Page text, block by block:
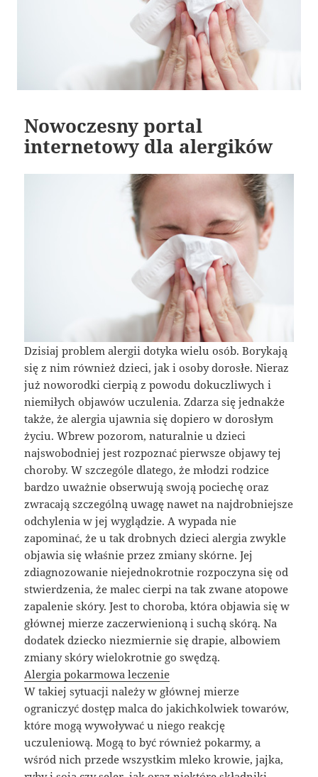
Nowoczesny portal
internetowy dla alergików
Dzisiaj problem alergii dotyka wielu osób. Borykają
się z nim również dzieci, jak i osoby dorosłe. Nieraz
już noworodki cierpią z powodu dokuczliwych i
niemiłych objawów uczulenia. Zdarza się jednakże
także, że alergia ujawnia się dopiero w dorosłym
życiu. Wbrew pozorom, naturalnie u dzieci
najswobodniej jest rozpoznać pierwsze objawy tej
choroby. W szczególe dlatego, że młodzi rodzice
bardzo uważnie obserwują swoją pociechę oraz
zwracają szczególną uwagę nawet na najdrobniejsze
odchylenia w jej wyglądzie. A wypada nie
zapominać, że u tak drobnych dzieci alergia zwykle
objawia się właśnie przez zmiany skórne. Jej
zdiagnozowanie niejednokrotnie rozpoczyna się od
stwierdzenia, że malec cierpi na tak zwane atopowe
zapalenie skóry. Jest to choroba, która objawia się w
głównej mierze zaczerwienioną i suchą skórą. Na
dodatek dziecko niezmiernie się drapie, albowiem
zmiany skóry wielokrotnie go swędzą.
Alergia pokarmowa leczenie
W takiej sytuacji należy w głównej mierze
ograniczyć dostęp malca do jakichkolwiek towarów,
które mogą wywoływać u niego reakcję
uczuleniową. Mogą to być również pokarmy, a
wśród nich przede wszystkim mleko krowie, jajka,